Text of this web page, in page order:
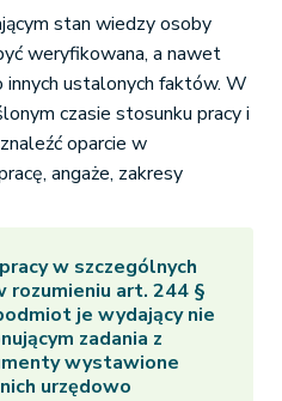
stan wiedzy osoby
weryfikowana, a nawet
ustalonych faktów. W
czasie stosunku pracy i
oparcie w
angaże, zakresy
w szczególnych
rozumieniu art. 244 §
je wydający nie
zadania z
wystawione
urzędowo